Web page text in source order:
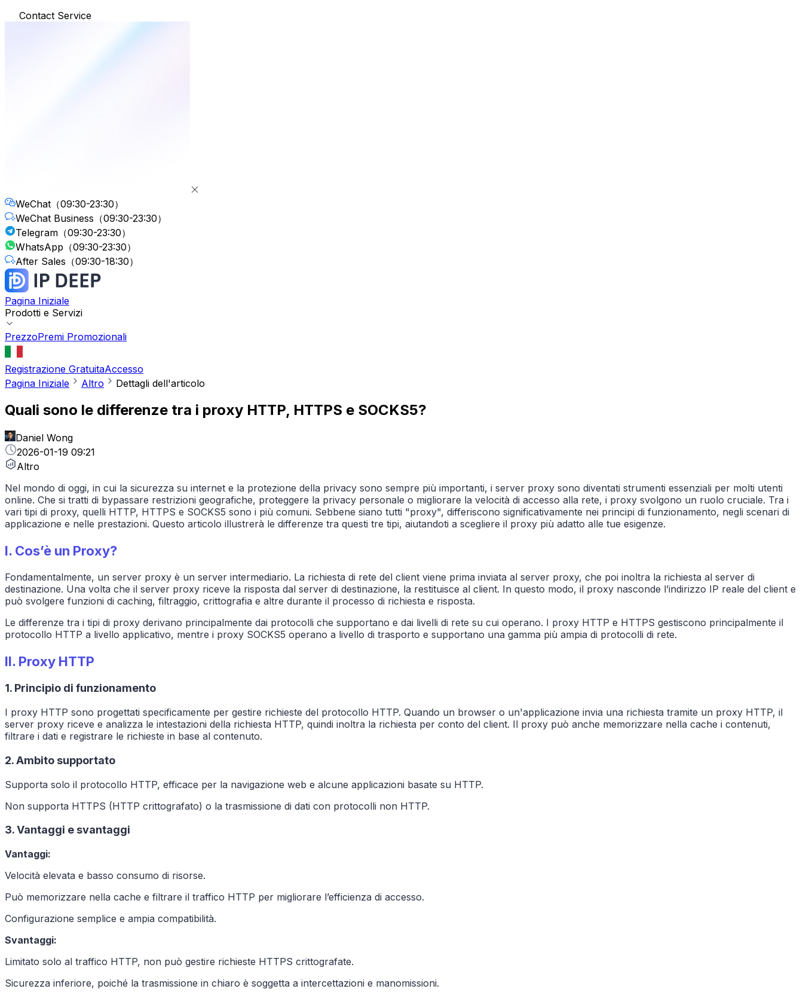
Contact Service
WeChat （09:30-23:30）
WeChat Business （09:30-23:30）
Telegram （09:30-23:30）
WhatsApp （09:30-23:30）
After Sales （09:30-18:30）
Pagina Iniziale
Prodotti e Servizi
PrezzoPremi Promozionali
Registrazione GratuitaAccesso
Pagina Iniziale
Altro Dettagli dell'articolo
Quali sono le differenze tra i proxy HTTP, HTTPS e SOCKS5?
Daniel Wong
2026-01-19 09:21
Altro
Nel mondo di oggi, in cui la sicurezza su internet e la protezione della privacy sono sempre più importanti, i server proxy sono diventati strumenti essenziali per molti utenti
online. Che si tratti di bypassare restrizioni geografiche, proteggere la privacy personale o migliorare la velocità di accesso alla rete, i proxy svolgono un ruolo cruciale. Tra i
vari tipi di proxy, quelli HTTP, HTTPS e SOCKS5 sono i più comuni. Sebbene siano tutti "proxy", differiscono significativamente nei principi di funzionamento, negli scenari di
applicazione e nelle prestazioni. Questo articolo illustrerà le differenze tra questi tre tipi, aiutandoti a scegliere il proxy più adatto alle tue esigenze.
I. Cos’è un Proxy?
Fondamentalmente, un server proxy è un server intermediario. La richiesta di rete del client viene prima inviata al server proxy, che poi inoltra la richiesta al server di
destinazione. Una volta che il server proxy riceve la risposta dal server di destinazione, la restituisce al client. In questo modo, il proxy nasconde l’indirizzo IP reale del client e
può svolgere funzioni di caching, filtraggio, crittografia e altre durante il processo di richiesta e risposta.
Le differenze tra i tipi di proxy derivano principalmente dai protocolli che supportano e dai livelli di rete su cui operano. I proxy HTTP e HTTPS gestiscono principalmente il
protocollo HTTP a livello applicativo, mentre i proxy SOCKS5 operano a livello di trasporto e supportano una gamma più ampia di protocolli di rete.
II. Proxy HTTP
1. Principio di funzionamento
I proxy HTTP sono progettati specificamente per gestire richieste del protocollo HTTP. Quando un browser o un'applicazione invia una richiesta tramite un proxy HTTP, il
server proxy riceve e analizza le intestazioni della richiesta HTTP, quindi inoltra la richiesta per conto del client. Il proxy può anche memorizzare nella cache i contenuti,
filtrare i dati e registrare le richieste in base al contenuto.
2. Ambito supportato
Supporta solo il protocollo HTTP, efficace per la navigazione web e alcune applicazioni basate su HTTP.
Non supporta HTTPS (HTTP crittografato) o la trasmissione di dati con protocolli non HTTP.
3. Vantaggi e svantaggi
Vantaggi:
Velocità elevata e basso consumo di risorse.
Può memorizzare nella cache e filtrare il traffico HTTP per migliorare l’efficienza di accesso.
Configurazione semplice e ampia compatibilità.
Svantaggi:
Limitato solo al traffico HTTP, non può gestire richieste HTTPS crittografate.
Sicurezza inferiore, poiché la trasmissione in chiaro è soggetta a intercettazioni e manomissioni.